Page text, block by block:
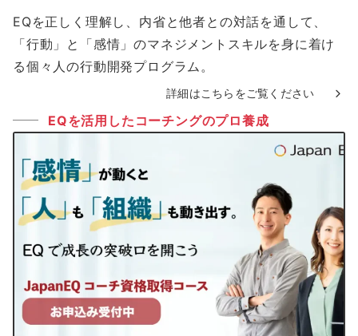
EQを正しく理解し、内省と他者との対話を通して、
「行動」と「感情」のマネジメントスキルを身に着け
る個々人の行動開発プログラム。
詳細はこちらをご覧ください
EQを活用したコーチングのプロ養成